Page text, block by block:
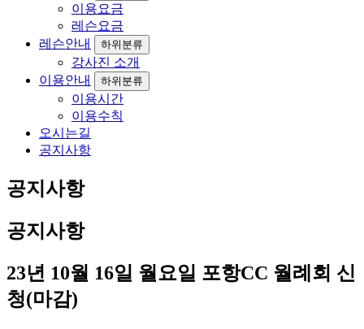
이용요금
레슨요금
레슨안내
하위분류
강사진 소개
이용안내
하위분류
이용시간
이용수칙
오시는길
공지사항
공지사항
공지사항
23년 10월 16일 월요일 포항CC 월례회 신
청(마감)